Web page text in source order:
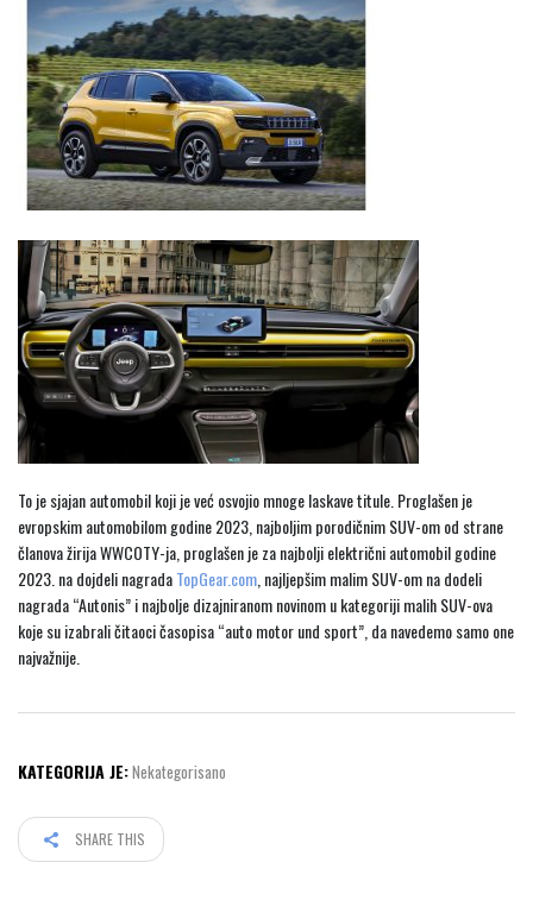
To je sjajan automobil koji je već osvojio mnoge laskave titule. Proglašen je
evropskim automobilom godine 2023, najboljim porodičnim SUV-om od strane
članova žirija WWCOTY-ja, proglašen je za najbolji električni automobil godine
2023. na dojdeli nagradaTopGear.com, najljepšim malim SUV-om na dodeli
nagrada “Autonis” i najbolje dizajniranom novinom u kategoriji malih SUV-ova
koje su izabrali čitaoci časopisa “auto motor und sport”, da navedemo samo one
najvažnije.
KATEGORIJA JE:Nekategorisano
SHARE THIS